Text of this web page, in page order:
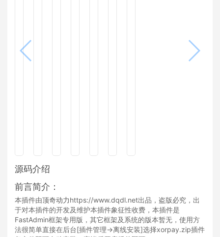
源码介绍
前言简介：
本插件由顶奇动力https://www.dqdl.net出品，盗版必究，出
于对本插件的开发及维护本插件象征性收费，本插件是
FastAdmin框架专用版，其它框架及系统的版本暂无，使用方
法很简单直接在后台[插件管理->离线安装]选择xorpay.zip插件